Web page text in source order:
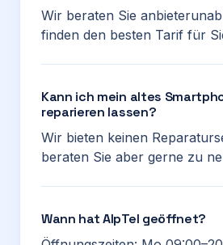
Wir beraten Sie
finden den besten Tarif für
Kann ich mein altes
reparieren lassen?
Wir bieten keinen
beraten Sie aber gerne zu
Wann hat AlpTel geöffnet?